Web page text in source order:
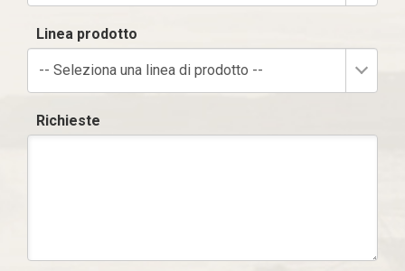
Linea prodotto
-- Seleziona una linea di prodotto --
Richieste